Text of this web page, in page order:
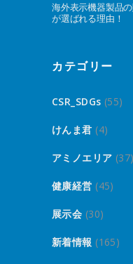
海外表示機器製品
が選ばれる理由！
カテゴリー
CSR_SDGs (55)
けんま君 (4)
アミノエリア (37)
健康経営 (45)
展示会 (30)
新着情報 (165)